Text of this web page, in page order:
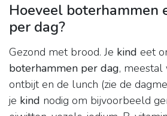
Hoeveel boterhammen
per dag?
Gezond met brood. Je kind eet
boterhammen per dag,
ontbijt en de lunch (zie de
je kind nodig om bijvoorbeeld